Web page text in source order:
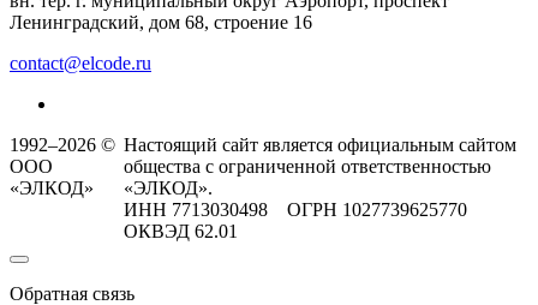
Ленинградский, дом 68, строение 16
contact@elcode.ru
1992–2026 ©
ООО
«ЭЛКОД»
Настоящий сайт является официальным сайтом
общества с ограниченной ответственностью
«ЭЛКОД».
ИНН 7713030498 ОГРН 1027739625770
ОКВЭД 62.01
Обратная связь